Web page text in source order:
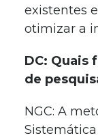
existentes
otimizar a
DC: Quais
de
NGC: A